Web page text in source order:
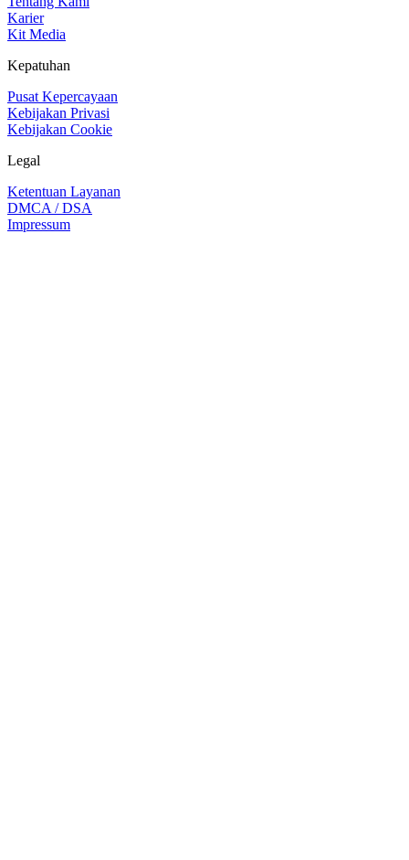
Karier
Kit Media
Kepatuhan
Pusat Kepercayaan
Kebijakan Privasi
Kebijakan Cookie
Legal
Ketentuan Layanan
DMCA / DSA
Impressum